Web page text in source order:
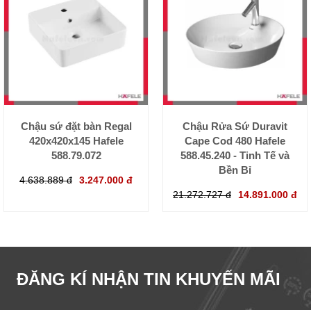
Chậu sứ đặt bàn Regal
420x420x145 Hafele
588.79.072
4.638.889 đ 3.247.000 đ
Chậu Rửa Sứ Duravit
Cape Cod 480 Hafele
588.45.240 - Tinh Tế và
Bền Bỉ
21.272.727 đ 14.891.000 đ
ĐĂNG KÍ NHẬN TIN KHUYẾN MÃI